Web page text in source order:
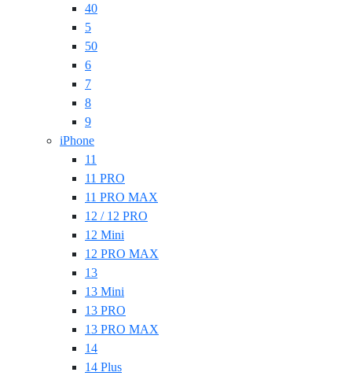
40
5
50
6
7
8
9
iPhone
11
11 PRO
11 PRO MAX
12 / 12 PRO
12 Mini
12 PRO MAX
13
13 Mini
13 PRO
13 PRO MAX
14
14 Plus